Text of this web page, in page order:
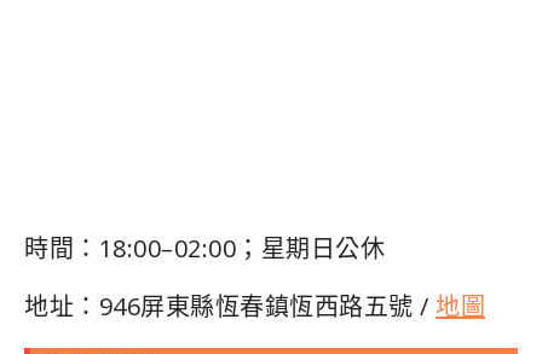
時間：18:00–02:00；星期日公休
地址：946屏東縣恆春鎮恆西路五號 / 地圖